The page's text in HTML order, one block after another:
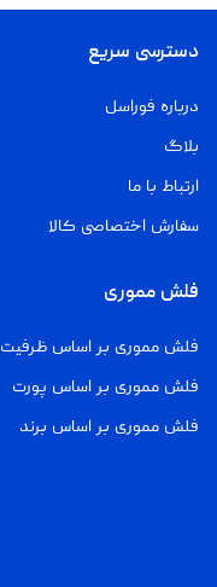
دسترسی سریع
درباره فوراسل
بلاگ
ارتباط با ما
سفارش اختصاصی کالا
فلش مموری
فلش مموری بر اساس ظرفیت
فلش مموری بر اساس پورت
فلش مموری بر اساس برند